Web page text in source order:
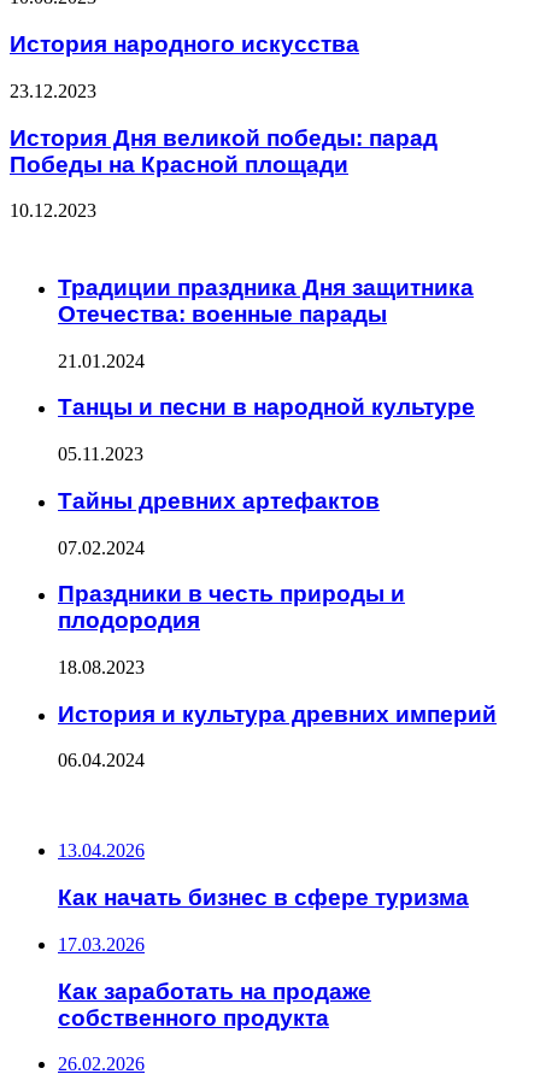
История народного искусства
23.12.2023
История Дня великой победы: парад
Победы на Красной площади
10.12.2023
Традиции праздника Дня защитника
Отечества: военные парады
21.01.2024
Танцы и песни в народной культуре
05.11.2023
Тайны древних артефактов
07.02.2024
Праздники в честь природы и
плодородия
18.08.2023
История и культура древних империй
06.04.2024
13.04.2026
Как начать бизнес в сфере туризма
17.03.2026
Как заработать на продаже
собственного продукта
26.02.2026